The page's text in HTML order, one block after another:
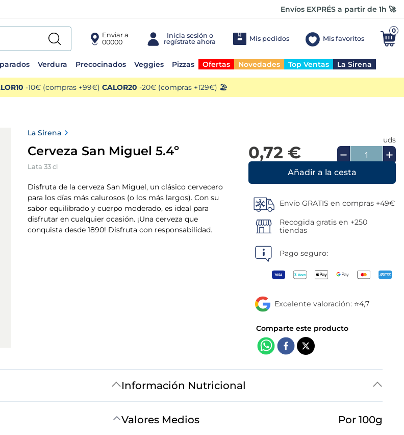
Envíos EXPRÉS a partir de 1h 🚀
Enviar a
00000
Mis pedidos Mis favoritos
0
Verdura Precocinados Veggies Pizzas Ofertas Novedades Top Ventas La Sirena
-10€ (compras +99€) CALOR20 -20€ (compras +129€) 🏖️
La Sirena
Cerveza San Miguel 5.4º
Lata 33 cl
Disfruta de la cerveza San Miguel, un clásico cervecero
para los días más calurosos (o los más largos). Con su
sabor equilibrado y cuerpo moderado, es ideal para
disfrutar en cualquier ocasión. ¡Una cerveza que
conquista desde 1890! Disfruta con responsabilidad.
0,72 €
uds
Añadir a la cesta
Envío GRATIS en compras +49€
Recogida gratis en +250
tiendas
Pago seguro:
Excelente valoración: ⭐4,7
Información Nutricional
Valores Medios Por 100g